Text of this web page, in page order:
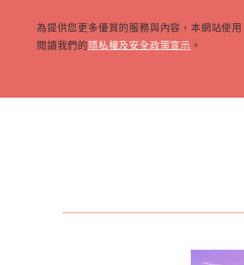
為提供您更多優質的服務與內容，本網站使
閱讀我們的隱私權及安全政策宣示 。